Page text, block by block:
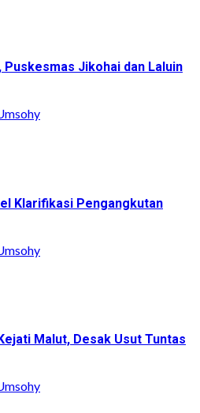
Jikohai dan Laluin
Klarifikasi Pengangkutan
Malut, Desak Usut Tuntas